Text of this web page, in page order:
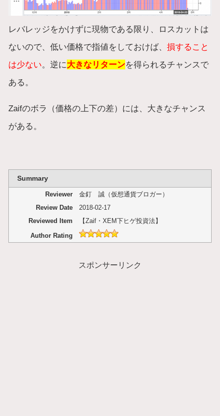
レバレッジをかけずに現物である限り、ロスカットは
ないので、低い価格で指値をしておけば、損すること
は少ない。逆に大きなリターンを得られるチャンスで
ある。
Zaifのボラ（価格の上下の差）には、大きなチャンス
がある。
Summary
Reviewer
金釘 誠（仮想通貨ブロガー）
Review Date
2018-02-17
Reviewed Item
【Zaif・XEM下ヒゲ投資法】
Author Rating
スポンサーリンク